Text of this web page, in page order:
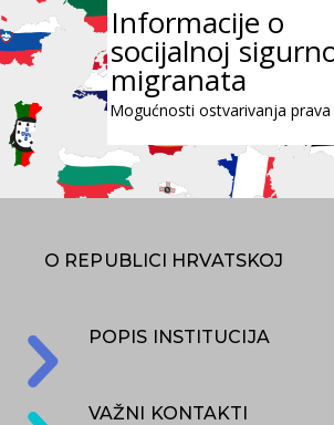
Informacije o
socijalnoj
migranata
Mogućnosti ostvarivanja
O REPUBLICI HRVATSKOJ
POPIS INSTITUCIJA
VAŽNI KONTAKTI